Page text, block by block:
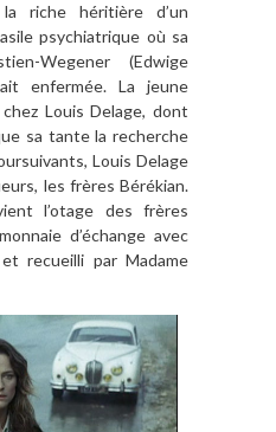
riche héritière d’un
psychiatrique où sa
Wegener (Edwige
enfermée. La jeune
Louis Delage, dont
sa tante la recherche
Louis Delage
les frères Bérékian.
l’otage des frères
d’échange avec
recueilli par Madame